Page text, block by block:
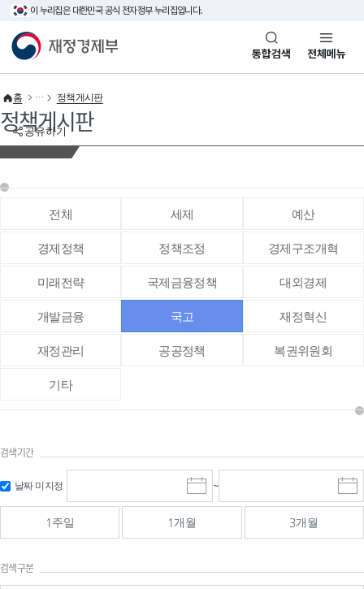
이 누리집은 대한민국 공식 전자정부 누리집입니다.
재정경제부(www.mofe.go.kr)통합검색 전체메뉴
공유하기
홈 정책게시판
정책게시판
전체 세제 예산
경제정책 정책조정 경제구조개혁
미래전략 국제금융정책 대외경제
개발금융 국고 재정혁신
재정관리 공공정책 복권위원회
기타
검색기간
날짜 미지정
시
작
일
선
~
종
료
선
1주일 1개월 3개월
검색구분